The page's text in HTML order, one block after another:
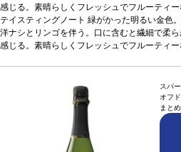
感じる。素晴らしくフレッシュでフルーティ
シュが続く。合う料理カクテルやアペリティ
テイスティングノート 緑がかった明るい金色
洋ナシとリンゴを伴う。口に含むと繊細で柔
感じる。素晴らしくフレッシュでフルーティ
スパ
オフ
まと